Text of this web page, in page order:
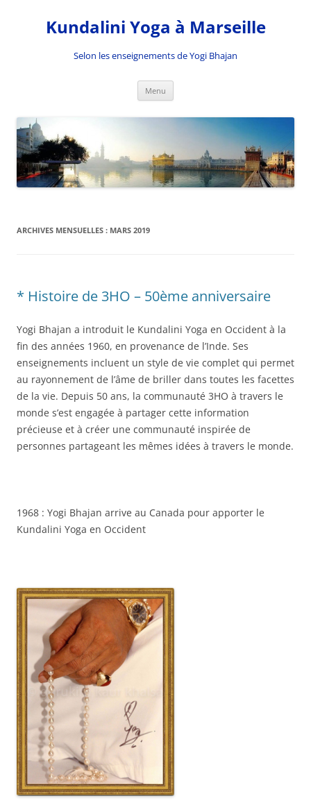
Kundalini Yoga à Marseille
Selon les enseignements de Yogi Bhajan
Menu
ARCHIVES MENSUELLES : MARS 2019
* Histoire de 3HO – 50ème anniversaire
Yogi Bhajan a introduit le Kundalini Yoga en Occident à la
fin des années 1960, en provenance de l’Inde. Ses
enseignements incluent un style de vie complet qui permet
au rayonnement de l’âme de briller dans toutes les facettes
de la vie. Depuis 50 ans, la communauté 3HO à travers le
monde s’est engagée à partager cette information
précieuse et à créer une communauté inspirée de
personnes partageant les mêmes idées à travers le monde.
1968 : Yogi Bhajan arrive au Canada pour apporter le
Kundalini Yoga en Occident